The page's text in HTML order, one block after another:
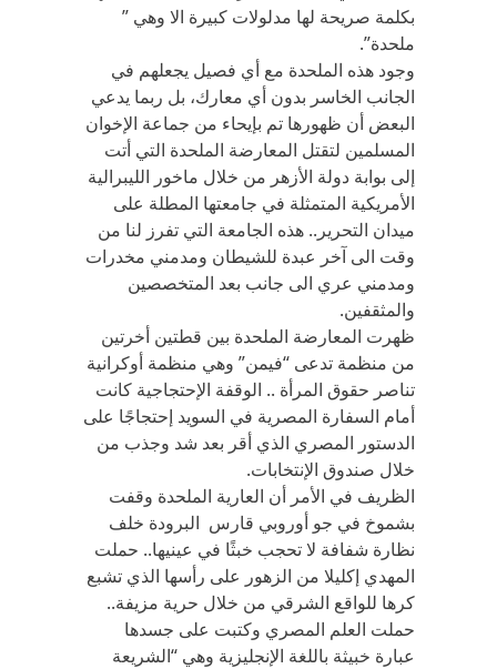
بكلمة صريحة لها مدلولات كبيرة الا وهي ”
ملحدة”.
وجود هذه الملحدة مع أي فصيل يجعلهم في
الجانب الخاسر بدون أي معارك، بل ربما يدعي
البعض أن ظهورها تم بإيحاء من جماعة الإخوان
المسلمين لتقتل المعارضة الملحدة التي أتت
إلى بوابة دولة الأزهر من خلال ماخور الليبرالية
الأمريكية المتمثلة في جامعتها المطلة على
ميدان التحرير.. هذه الجامعة التي تفرز لنا من
وقت الى آخر عبدة للشيطان ومدمني مخدرات
ومدمني عري الى جانب بعد المتخصصين
والمثقفين.
ظهرت المعارضة الملحدة بين قطتين أخرتين
من منظمة تدعى “فيمن” وهي منظمة أوكرانية
تناصر حقوق المرأة .. الوقفة الإحتجاجية كانت
أمام السفارة المصرية في السويد إحتجاجًا على
الدستور المصري الذي أقر بعد شد وجذب من
خلال صندوق الإنتخابات.
الظريف في الأمر أن العارية الملحدة وقفت
بشموخ في جو أوروبي قارس البرودة خلف
نظارة شفافة لا تحجب خبثًا في عينيها.. حملت
المهدي إكليلا من الزهور على رأسها الذي تشبع
كرها للواقع الشرقي من خلال حرية مزيفة..
حملت العلم المصري وكتبت على جسدها
عبارة خبيثة باللغة الإنجليزية وهي “الشريعة